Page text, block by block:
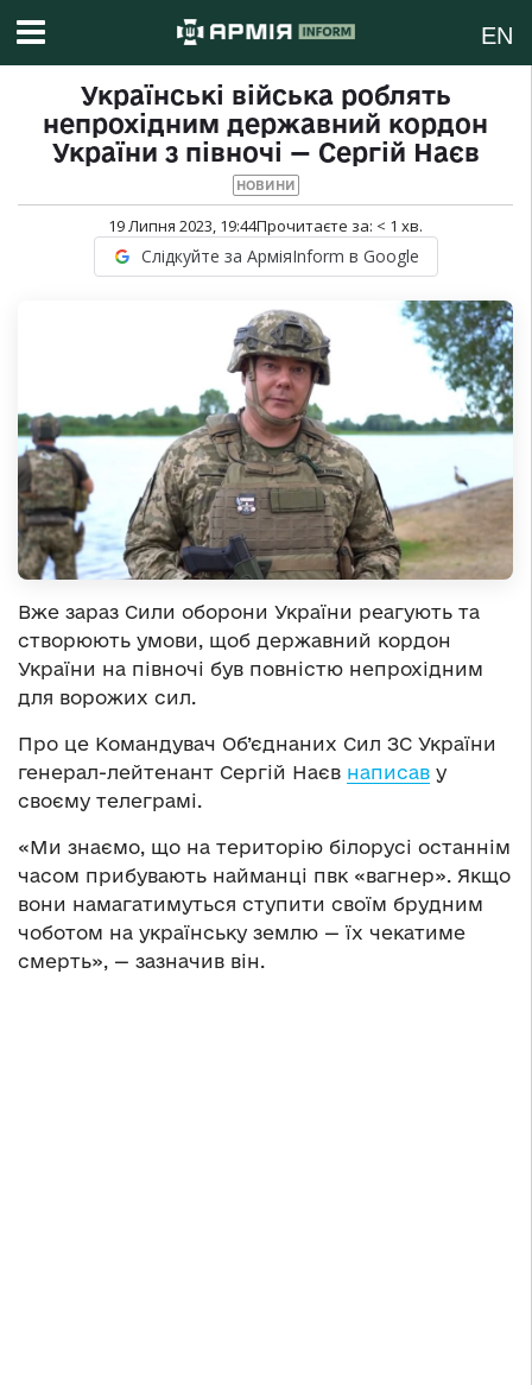
EN
Українські війська роблять
непрохідним державний кордон
України з півночі — Сергій Наєв
НОВИНИ
19 Липня 2023, 19:44Прочитаєте за: < 1 хв.
Слідкуйте за АрміяInform в Google
Вже зараз Сили оборони України реагують та
створюють умови, щоб державний кордон
України на півночі був повністю непрохідним
для ворожих сил.
Про це Командувач Об’єднаних Сил ЗС України
генерал-лейтенант Сергій Наєв написав у
своєму телеграмі.
«Ми знаємо, що на територію білорусі останнім
часом прибувають найманці пвк «вагнер». Якщо
вони намагатимуться ступити своїм брудним
чоботом на українську землю — їх чекатиме
смерть», — зазначив він.